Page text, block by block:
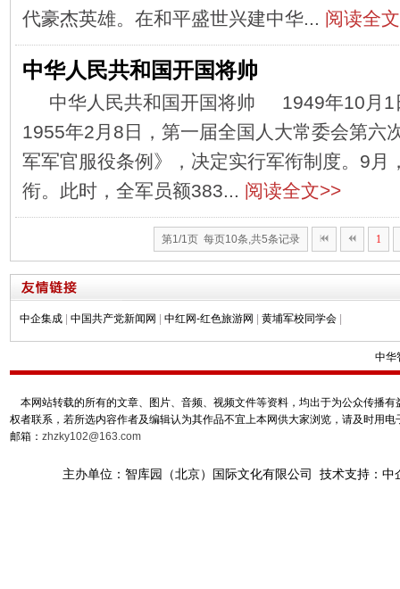
代豪杰英雄。在和平盛世兴建中华... 阅读全
中华人民共和国开国将帅
中华人民共和国开国将帅 1949年10月1
1955年2月8日，第一届全国人大常委会第六
军军官服役条例》，决定实行军衔制度。9月
衔。此时，全军员额383... 阅读全文>>
第1/1页 每页10条,共5条记录 1
中企集成 中国共产党新闻网 中红网-红色旅游网 黄埔军校同学会
中华
本网站转载的所有的文章、图片、音频、视频文件等资料，均出于为公众传播
权者联系，若所选内容作者及编辑认为其作品不宜上本网供大家浏览，请及时用
邮箱： zhzky102@163.com
主办单位：智库园（北京）国际文化有限公司 技术支持：